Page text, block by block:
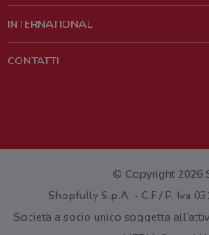
Chi siamo
Lavora con noi
Richieste commerciali e marketing
INTERNATIONAL
CONTATTI
Hai un malfunzionamento sul web o
© Copyright 2026
Shopfully S.p.A. - C.F / P. Iva
Società a socio unico soggetta